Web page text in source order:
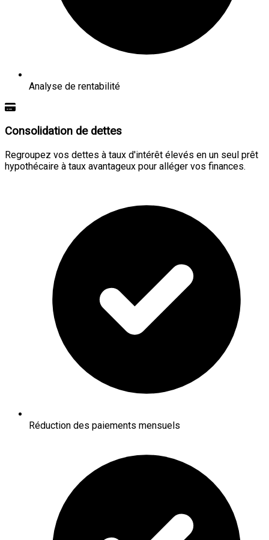
Analyse de rentabilité
Consolidation de dettes
Regroupez vos dettes à taux d'intérêt élevés en un seul prêt
hypothécaire à taux avantageux pour alléger vos finances.
Réduction des paiements mensuels